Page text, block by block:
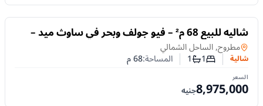
للبيع شاليه للبيع 68 م² – فيو جولف وبحر في ساوث ميد –
الساحل الشمالي
شاليةفي
مطروح, الساحل الشمالي
شالية عدد غرف النوم
1عدد الحمامات
1 المساحة:68م
السعر
8,975,000جنيه